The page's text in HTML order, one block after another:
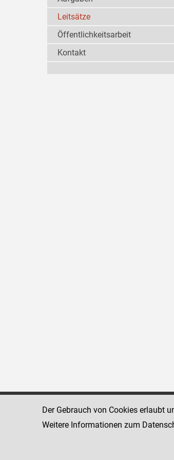
Leitsätze
Öffentlichkeitsarbeit
Kontakt
Strafvollzugsakademie
www.justiz.gv.at/stak
Der Gebrauch von Cookies erlaubt
Weitere Informationen zum